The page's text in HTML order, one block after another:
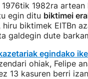
1982ra
egin ditu biktimei
biktimek EITBn
galdegin dute
egindako
ohiak, Felipe
13 kasuren berri